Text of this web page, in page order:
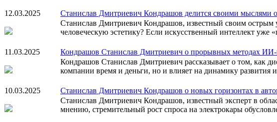
12.03.2025
Станислав Дмитриевич Кондрашов делится своими мыслями
Станислав Дмитриевич Кондрашов, известный своим острым
человеческую эстетику? Если искусственный интеллект уже
11.03.2025
Кондрашов Станислав Дмитриевич о прорывных методах
Кондрашов Станислав Дмитриевич рассказывает о том, как
компании время и деньги, но и влияет на динамику развития
10.03.2025
Станислав Дмитриевич Кондрашов о новых горизонтах в
Станислав Дмитриевич Кондрашов, известный эксперт в
мнению, стремительный рост спроса на электрокары